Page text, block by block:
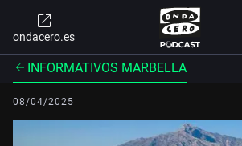
ondacero.es
INFORMATIVOS MARBELLA
08/04/2025